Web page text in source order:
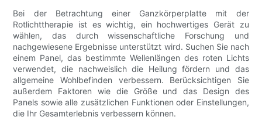
Bei der Betrachtung einer Ganzkörperplatte mit der
Rotlichttherapie ist es wichtig, ein hochwertiges Gerät zu
wählen, das durch wissenschaftliche Forschung und
nachgewiesene Ergebnisse unterstützt wird. Suchen Sie nach
einem Panel, das bestimmte Wellenlängen des roten Lichts
verwendet, die nachweislich die Heilung fördern und das
allgemeine Wohlbefinden verbessern. Berücksichtigen Sie
außerdem Faktoren wie die Größe und das Design des
Panels sowie alle zusätzlichen Funktionen oder Einstellungen,
die Ihr Gesamterlebnis verbessern können.